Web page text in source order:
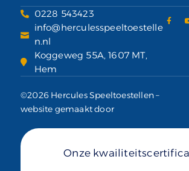
0228 543423
info@herculesspeeltoestelle
n.nl
Koggeweg 55A, 1607 MT,
Hem
©2026 Hercules Speeltoestellen –
website gemaakt door
Onze